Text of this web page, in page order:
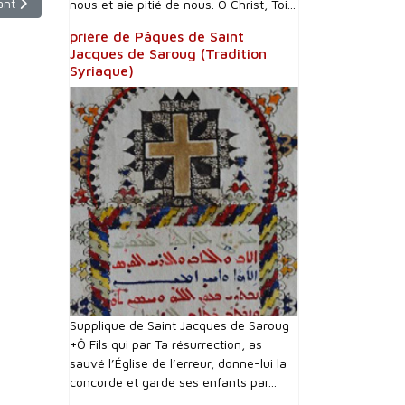
nous et aie pitié de nous. Ô Christ, Toi...
prière de Pâques de Saint
Jacques de Saroug (Tradition
Syriaque)
Supplique de Saint Jacques de Saroug
+Ô Fils qui par Ta résurrection, as
sauvé l’Église de l’erreur, donne-lui la
concorde et garde ses enfants par...